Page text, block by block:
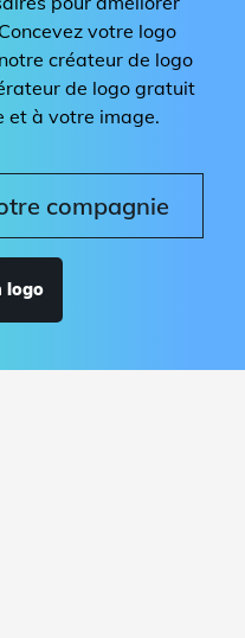
votre logo
créateur de logo
de logo gratuit
et à votre image.
logo